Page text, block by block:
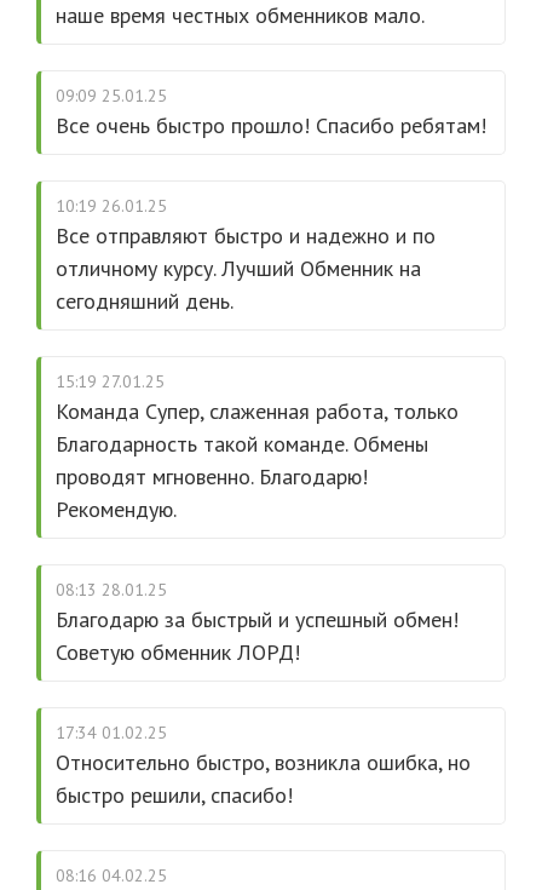
наше время честных обменников мало.
09:09 25.01.25
Все очень быстро прошло! Спасибо ребятам!
10:19 26.01.25
Все отправляют быстро и надежно и по
отличному курсу. Лучший Обменник на
сегодняшний день.
15:19 27.01.25
Команда Супер, слаженная работа, только
Благодарность такой команде. Обмены
проводят мгновенно. Благодарю!
Рекомендую.
08:13 28.01.25
Благодарю за быстрый и успешный обмен!
Советую обменник ЛОРД!
17:34 01.02.25
Относительно быстро, возникла ошибка, но
быстро решили, спасибо!
08:16 04.02.25